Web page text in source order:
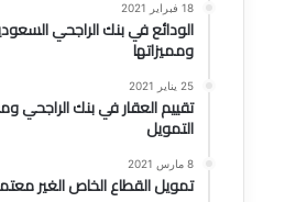
18 فبراير 2021
الودائع في بنك الراجحي
ومميزاتها
25 يناير 2021
تقييم العقار في بنك
التمويل
8 مارس 2021
تمويل القطاع الخاص الغير